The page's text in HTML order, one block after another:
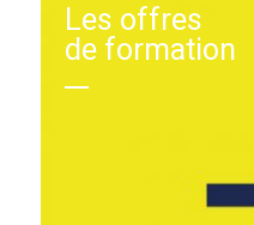
Les offres
de formation